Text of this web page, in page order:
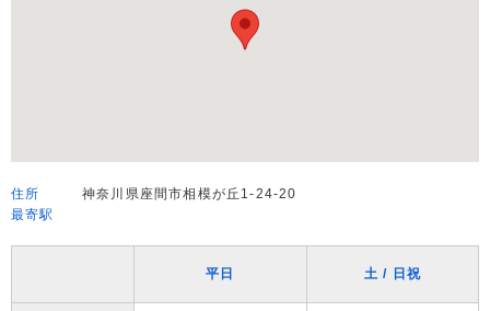
住所
神奈川県座間市相模が丘1-24-20
最寄駅
平日 土 / 日祝